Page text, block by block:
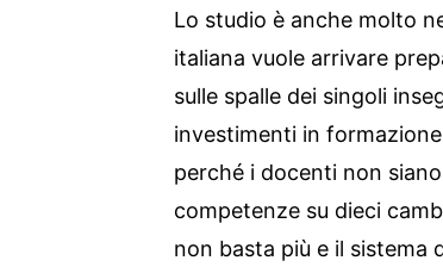
Lo studio è anche molto
italiana vuole arrivare
sulle spalle dei singoli
investimenti in
perché i docenti non
competenze su dieci
non basta più e il